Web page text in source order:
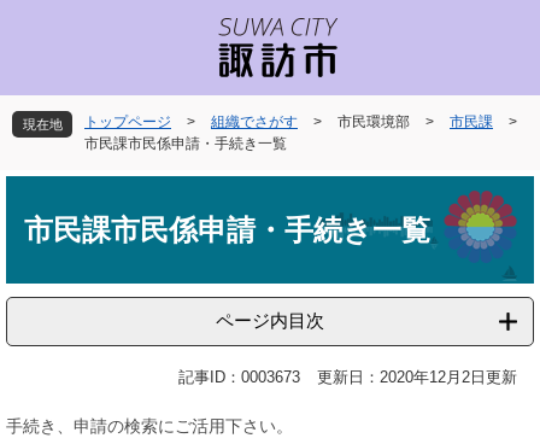
先
頭
を
飛
現在地 トップページ > 組織でさがす > 市民環境部 > 市民課
>
市民課市民係申請・手続き一覧
市民課市民係申請・手続き一覧
ページ内目次
記事ID：0003673 更新日：2020年12月2日更新
手続き、申請の検索にご活用下さい。